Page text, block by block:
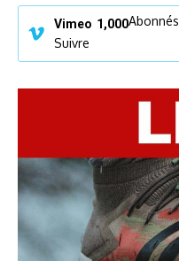
Vimeo 1,000Abonnés
Suivre